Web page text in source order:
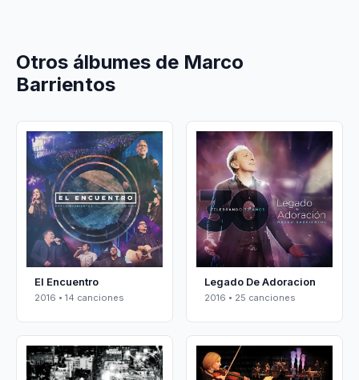
Otros álbumes de Marco
Barrientos
El Encuentro
2016 • 14 canciones
Legado De Adoracion
2016 • 25 canciones